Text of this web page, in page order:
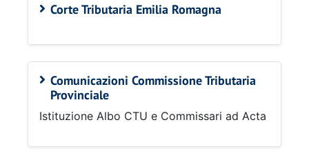
Corte Tributaria Emilia Romagna
Comunicazioni Commissione Tributaria
Provinciale
Istituzione Albo CTU e Commissari ad Acta